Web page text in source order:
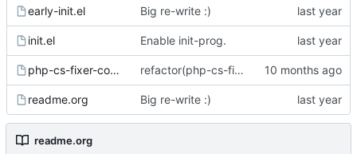
early-init.el Big re-write :)
init.el Enable init-prog.
php-cs-fixer-config refactor(php-cs-fixer): Move rules to external config file
readme.org Big re-write :)
readme.org